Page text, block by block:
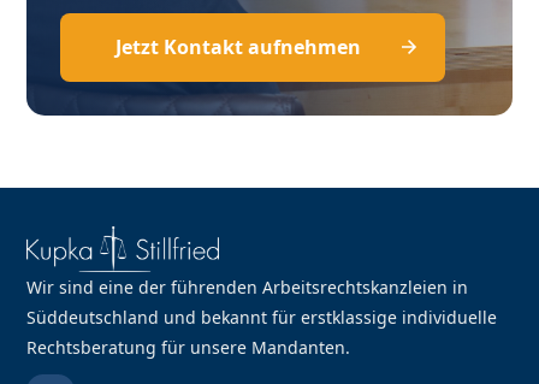
Jetzt Kontakt aufnehmen
Wir sind eine der führenden Arbeitsrechtskanzleien in
Süddeutschland und bekannt für erstklassige individuelle
Rechtsberatung für unsere Mandanten.